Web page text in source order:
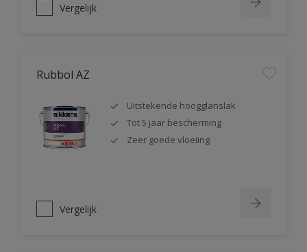
Vergelijk
Rubbol AZ
Uitstekende hoogglanslak
Tot 5 jaar bescherming
Zeer goede vloeiing
Vergelijk